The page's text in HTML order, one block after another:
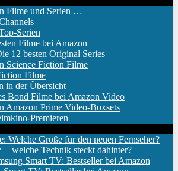
Filme und Serien …
Serien
Filme bei Amazon
12 besten Original Series
Science Fiction Filme
Filme
in der Übersicht
Bond Filme bei Amazon Video
Amazon Prime Video-Boxsets
Premieren
Welche Größe für den neuen Fernseher?
– welche Technik steckt dahinter?
Smart TV: Bestseller bei Amazon